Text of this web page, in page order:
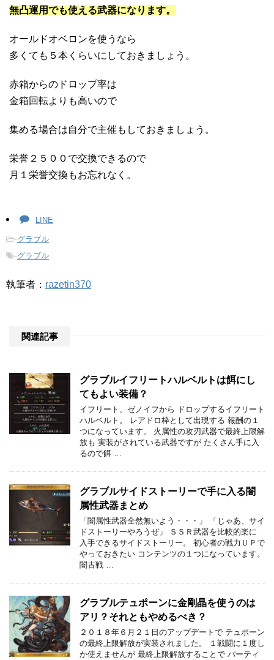
無凸運用でも使える武器になります。
オールドオベロンを使うなら
多くても５本くらいにしておきましょう。
赤箱からのドロップ率は
金箱回転よりも高いので
集める場合は自分で主催もしておきましょう。
栄誉２５００で交換できるので
月１栄誉交換もお忘れなく。
LINE
-グラブル
-グラブル
執筆者： razetin370
関連記事
グラブルイフリートハルベルトは餌にし
てもよい装備？
イフリート、ゼノイフから ドロップするイフリート
ハルベルト。 レアドロ枠として出現する 報酬の１
つになっています。 火属性の攻刃武器で最終上限解
放も 実装がされている武器ですが たくさん手に入
るので餌 …
グラブルサイドストーリーで手に入る闇
属性武器まとめ
「闇属性武器全然無いよう・・・」 「じゃあ、サイ
ドストーリーやろうぜ」 ＳＳＲ武器を比較的楽に
入手できるサイドストーリー。 初心者の戦力ＵＰで
やっておきたい コンテンツの１つになっています。
闇古戦 …
グラブルテュポーンに金剛晶を使うのは
アリ？それともやめるべき？
２０１８年６月２１日のアップデートで テュポーン
の最終上限解放が実装されました。 １戦闘に１度し
か使えませんが 最終上限解放することで パーティ